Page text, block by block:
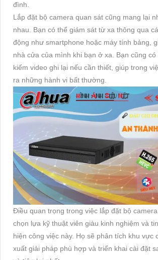
đình.
Lắp đặt bộ camera quan sát cũng mang lại
nhau. Bạn có thể giám sát từ xa thông qua
động như smartphone hoặc máy tính bảng,
nhà cửa của mình khi bạn ở xa. Bạn cũng
kiếm video ghi lại nếu cần thiết, giúp trong
ra những hành vi bất thường.
Điều quan trọng trong việc lắp đặt bộ
chọn lựa kỹ thuật viên giàu kinh nghiệm và
hiện công việc này. Họ sẽ phân tích khu vực
xuất giải pháp phù hợp và triển khai cài đặt